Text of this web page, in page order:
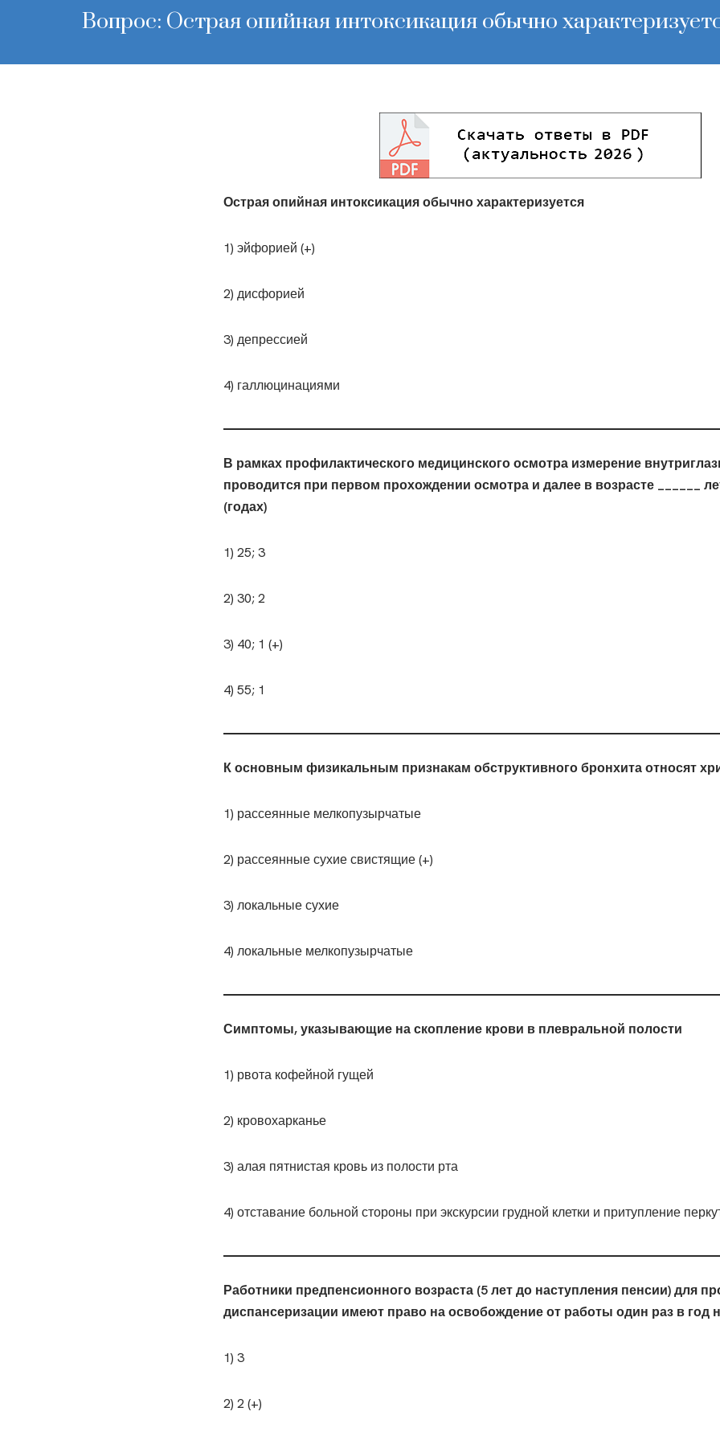
Вопрос: Острая опийная интоксикация обычно
Острая опийная интоксикация обычно характеризуется
1) эйфорией (+)
2) дисфорией
3) депрессией
4) галлюцинациями
В рамках профилактического медицинского осмотра измерение
проводится при первом прохождении осмотра и далее в возрасте ______
(годах)
1) 25; 3
2) 30; 2
3) 40; 1 (+)
4) 55; 1
К основным физикальным признакам обструктивного бронхита относят
1) рассеянные мелкопузырчатые
2) рассеянные сухие свистящие (+)
3) локальные сухие
4) локальные мелкопузырчатые
Симптомы, указывающие на скопление крови в плевральной полости
1) рвота кофейной гущей
2) кровохарканье
3) алая пятнистая кровь из полости рта
4) отставание больной стороны при экскурсии грудной клетки и притупление
Работники предпенсионного возраста (5 лет до наступления пенсии) для
диспансеризации имеют право на освобождение от работы один раз в год
1) 3
2) 2 (+)